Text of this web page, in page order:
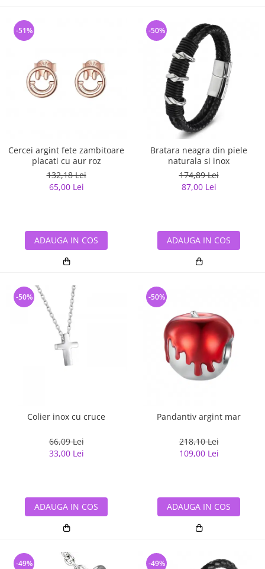
Cercei argint fete zambitoare
placati cu aur roz
132,18 Lei
65,00 Lei
-51%
ADAUGA IN COS
Bratara neagra din piele
naturala si inox
174,89 Lei
87,00 Lei
-50%
ADAUGA IN COS
Colier inox cu cruce
66,09 Lei
33,00 Lei
-50%
ADAUGA IN COS
Pandantiv argint mar
218,10 Lei
109,00 Lei
-50%
ADAUGA IN COS
-49% -49%